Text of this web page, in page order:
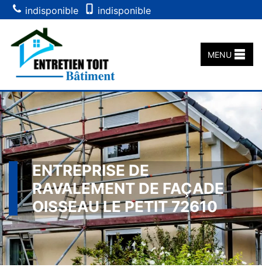
indisponible indisponible
MENU
ENTREPRISE DE
RAVALEMENT DE FAÇADE
OISSEAU LE PETIT 72610